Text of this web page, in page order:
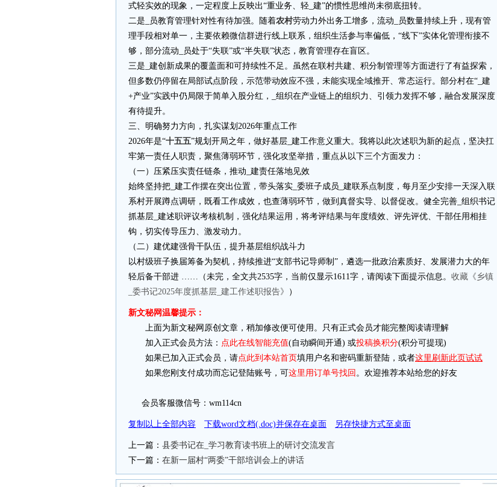
式轻实效的现象，一定程度上反映出“重业务、轻_建”的惯性思维尚未彻底扭转。
二是_员教育管理针对性有待加强。随着农村劳动力外出务工增多，流动_员数量持续上升，现有管
理手段相对单一，主要依赖微信群进行线上联系，组织生活参与率偏低，“线下”实体化管理衔接不
够，部分流动_员处于“失联”或“半失联”状态，教育管理存在盲区。
三是_建创新成果的覆盖面和可持续性不足。虽然在联村共建、积分制管理等方面进行了有益探索，
但多数仍停留在局部试点阶段，示范带动效应不强，未能实现全域推开、常态运行。部分村在“_建
+产业”实践中仍局限于简单入股分红，_组织在产业链上的组织力、引领力发挥不够，融合发展深度
有待提升。
三、明确努力方向，扎实谋划2026年重点工作
2026年是“十五五”规划开局之年，做好基层_建工作意义重大。我将以此次述职为新的起点，坚决扛
牢第一责任人职责，聚焦薄弱环节，强化攻坚举措，重点从以下三个方面发力：
（一）压紧压实责任链条，推动_建责任落地见效
始终坚持把_建工作摆在突出位置，带头落实_委班子成员_建联系点制度，每月至少安排一天深入联
系村开展蹲点调研，既看工作成效，也查薄弱环节，做到真督实导、以督促改。健全完善_组织书记
抓基层_建述职评议考核机制，强化结果运用，将考评结果与年度绩效、评先评优、干部任用相挂
钩，切实传导压力、激发动力。
（二）建优建强骨干队伍，提升基层组织战斗力
以村级班子换届筹备为契机，持续推进“支部书记导师制”，遴选一批政治素质好、发展潜力大的年
轻后备干部进 ……（未完，全文共2535字，当前仅显示1611字，请阅读下面提示信息。 收藏《乡镇
_委书记2025年度抓基层_建工作述职报告》
）
新文秘网温馨提示：
上面为新文秘网原创文章，稍加修改便可使用。只有正式会员才能完整阅读请理解
加入正式会员方法： 点此在线智能充值(自动瞬间开通) 或投稿换积分(积分可提现)
如果已加入正式会员，请点此到本站首页填用户名和密码重新登陆，或者这里刷新此页试试
如果您刚支付成功而忘记登陆账号，可这里用订单号找回 。欢迎推荐本站给您的好友
会员客服微信号：wm114cn
复制以上全部内容 下载word文档(.doc)并保存在桌面 另存快捷方式至桌面
上一篇： 县委书记在_学习教育读书班上的研讨交流发言
下一篇： 在新一届村“两委”干部培训会上的讲话